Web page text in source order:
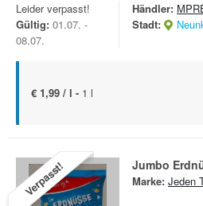
Leider verpasst!
Gültig: 01.07. -
08.07.
Händler:
Stadt:
€ 1,99 / l - 1 l
Verpasst! Jumbo
Marke: Jeden